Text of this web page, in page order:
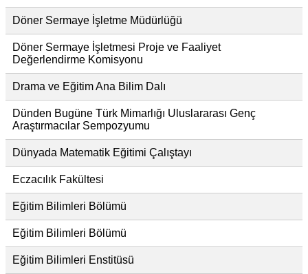
Döner Sermaye İşletme Müdürlüğü
Döner Sermaye İşletmesi Proje ve Faaliyet
Değerlendirme Komisyonu
Drama ve Eğitim Ana Bilim Dalı
Dünden Bugüne Türk Mimarlığı Uluslararası Genç
Araştırmacılar Sempozyumu
Dünyada Matematik Eğitimi Çalıştayı
Eczacılık Fakültesi
Eğitim Bilimleri Bölümü
Eğitim Bilimleri Bölümü
Eğitim Bilimleri Enstitüsü